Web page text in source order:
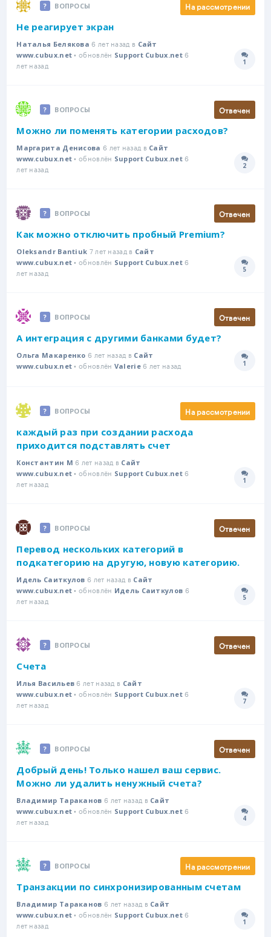
ВОПРОСЫ На рассмотрении
Не реагирует экран
Наталья Белякова 6 лет назад в Сайт
www.cubux.net • обновлён Support Cubux.net6
лет назад
1
ВОПРОСЫ Отвечен
Можно ли поменять категории расходов?
Маргарита Денисова 6 лет назад в Сайт
www.cubux.net • обновлён Support Cubux.net6
лет назад
2
ВОПРОСЫ Отвечен
Как можно отключить пробный Premium?
Oleksandr Bantiuk 7 лет назад в Сайт
www.cubux.net • обновлён Support Cubux.net6
лет назад
5
ВОПРОСЫ Отвечен
А интеграция с другими банками будет?
Ольга Макаренко 6 лет назад в Сайт
www.cubux.net • обновлён Valerie6 лет назад 1
ВОПРОСЫ На рассмотрении
каждый раз при создании расхода
приходится подставлять счет
Константин М 6 лет назад в Сайт
www.cubux.net • обновлён Support Cubux.net6
лет назад
1
ВОПРОСЫ Отвечен
Перевод нескольких категорий в
подкатегорию на другую, новую категорию.
Идель Саиткулов 6 лет назад в Сайт
www.cubux.net • обновлён Идель Саиткулов 6
лет назад
5
ВОПРОСЫ Отвечен
Счета
Илья Васильев 6 лет назад в Сайт
www.cubux.net • обновлён Support Cubux.net6
лет назад
7
ВОПРОСЫ Отвечен
Добрый день! Только нашел ваш сервис.
Можно ли удалить ненужный счета?
Владимир Тараканов 6 лет назад в Сайт
www.cubux.net • обновлён Support Cubux.net6
лет назад
4
ВОПРОСЫ На рассмотрении
Транзакции по синхронизированным счетам
Владимир Тараканов 6 лет назад в Сайт
www.cubux.net • обновлён Support Cubux.net6
лет назад
1